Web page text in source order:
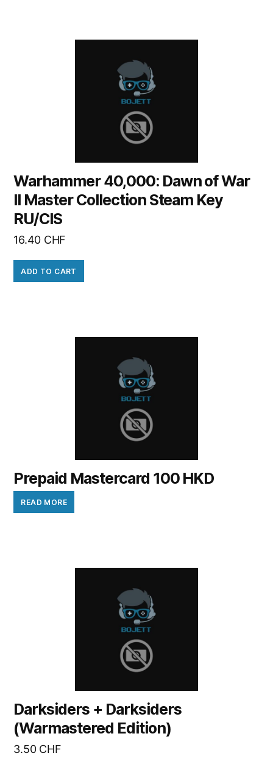
Warhammer 40,000: Dawn of War
II Master Collection Steam Key
RU/CIS
16.40 CHF
ADD TO CART
Prepaid Mastercard 100 HKD
READ MORE
Darksiders + Darksiders
(Warmastered Edition)
3.50 CHF